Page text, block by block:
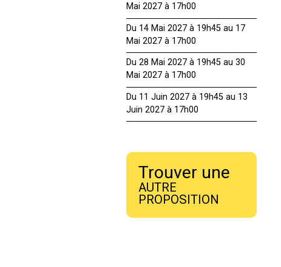
Mai 2027 à 17h00
Du 14 Mai 2027 à 19h45 au 17
Mai 2027 à 17h00
Du 28 Mai 2027 à 19h45 au 30
Mai 2027 à 17h00
Du 11 Juin 2027 à 19h45 au 13
Juin 2027 à 17h00
Trouver une
AUTRE
PROPOSITION